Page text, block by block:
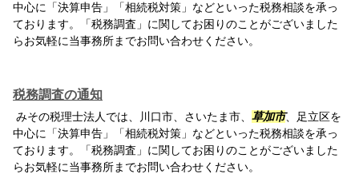
中心に「決算申告」「相続税対策」などといった税務相談を承っ
ております。「税務調査」に関してお困りのことがございました
らお気軽に当事務所までお問い合わせください。
税務調査の通知
みその税理士法人では、川口市、さいたま市、 草加市、足立区を
中心に「決算申告」「相続税対策」などといった税務相談を承っ
ております。「税務調査」に関してお困りのことがございました
らお気軽に当事務所までお問い合わせください。